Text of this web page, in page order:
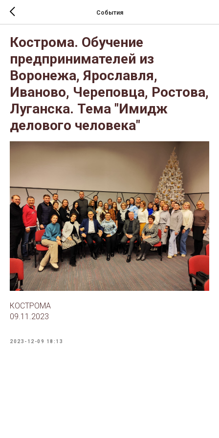
События
Кострома. Обучение
предпринимателей из
Воронежа, Ярославля,
Иваново, Череповца, Ростова,
Луганска. Тема "Имидж
делового человека"
КОСТРОМА
09.11.2023
2023-12-09 18:13